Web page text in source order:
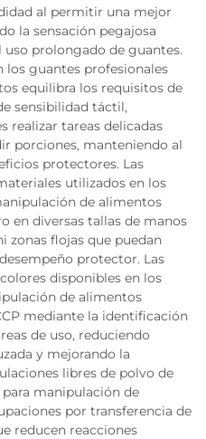
al permitir una mejor
la sensación pegajosa
prolongado de guantes.
guantes profesionales
equilibra los requisitos de
sensibilidad táctil,
realizar tareas delicadas
porciones, manteniendo al
protectores. Las
utilizados en los
de alimentos
en diversas tallas de manos
zonas flojas que puedan
protector. Las
disponibles en los
de alimentos
mediante la identificación
de uso, reduciendo
y mejorando la
libres de polvo de
manipulación de
por transferencia de
reducen reacciones